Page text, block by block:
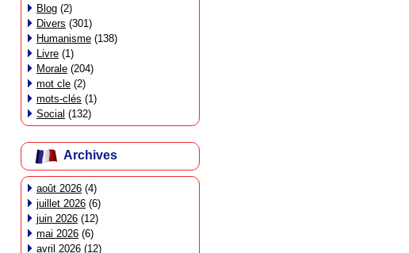
Blog (2)
Divers (301)
Humanisme (138)
Livre (1)
Morale (204)
mot cle (2)
mots-clés (1)
Social (132)
Archives
août 2026 (4)
juillet 2026 (6)
juin 2026 (12)
mai 2026 (6)
avril 2026 (12)